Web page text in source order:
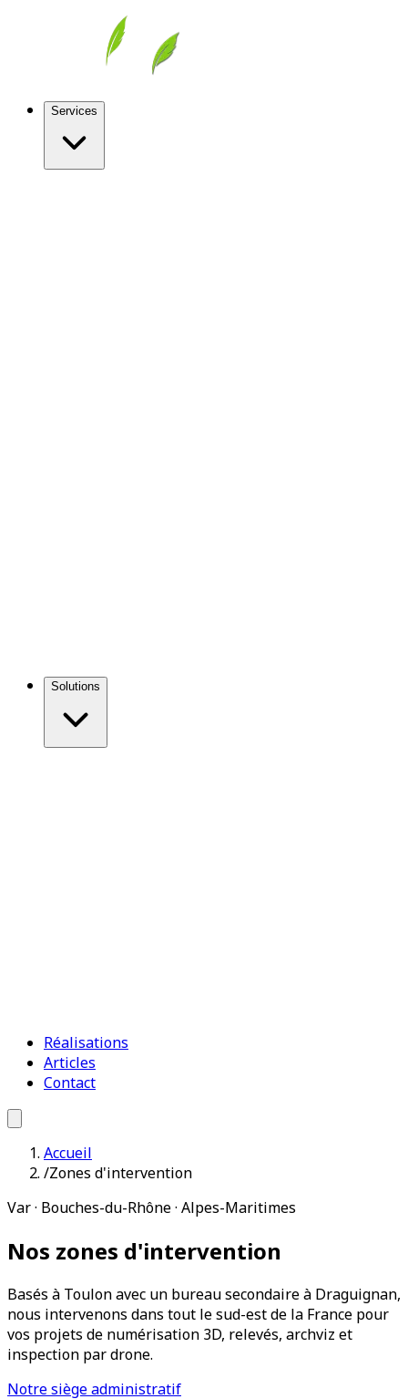
Services
Solutions
Réalisations
Articles
Contact
Accueil
/Zones d'intervention
Var · Bouches-du-Rhône · Alpes-Maritimes
Nos zones d'intervention
Basés à Toulon avec un bureau secondaire à Draguignan,
nous intervenons dans tout le sud-est de la France pour
vos projets de numérisation 3D, relevés, archviz et
inspection par drone.
Notre siège administratif